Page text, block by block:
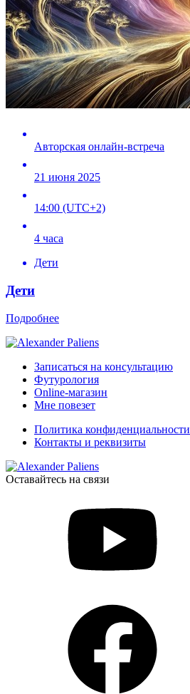
Авторская онлайн-встреча
21 июня 2025
14:00 (UTC+2)
4 часа
Дети
Дети
Подробнее
Записаться на консультацию
Футурология
Online-магазин
Мне повезет
Политика конфиденциальности
Контакты и реквизиты
Оставайтесь на связи